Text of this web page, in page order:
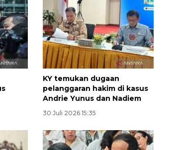
KY temukan dugaan
pelanggaran hakim di kasus
Andrie Yunus dan Nadiem
30 Juli 2026 15:35